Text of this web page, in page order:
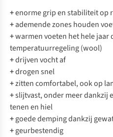
+enorme grip en stabiliteit op
+ademende zones houden
+warmen voeten het hele jaar
temperatuurregeling (wool)
+drijven vocht af
+drogen snel
+zitten comfortabel, ook op
+slijtvast, onder meer dankzij
tenen en hiel
+goede demping dankzij
+geurbestendig